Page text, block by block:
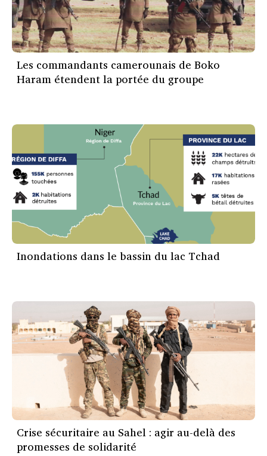
Les commandants camerounais de Boko
Haram étendent la portée du groupe
Inondations dans le bassin du lac Tchad
Crise sécuritaire au Sahel : agir au-delà des
promesses de solidarité